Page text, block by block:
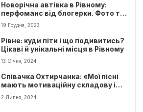
Новорічна автівка в Рівному:
перфоманс від блогерки. Фото та
відео
19 Грудня, 2023
Рівне: куди піти і що подивитись?
Цікаві й унікальні місця в Рівному
13 Січня, 2024
Співачка Охтирчанка: «Мої пісні
мають мотиваційну складову і
викликають позитивні емоції»
2 Липня, 2024